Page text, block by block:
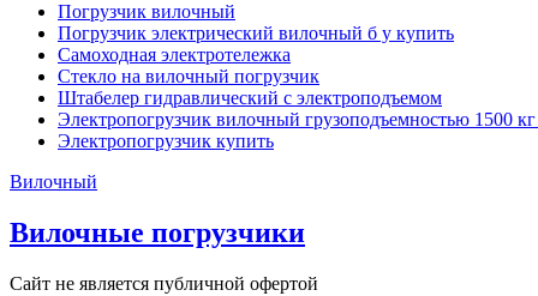
Погрузчик вилочный
Погрузчик электрический вилочный б у купить
Самоходная электротележка
Стекло на вилочный погрузчик
Штабелер гидравлический с электроподъемом
Электропогрузчик вилочный грузоподъемностью 1500
Электропогрузчик купить
Вилочный
Вилочные погрузчики
Сайт не является публичной офертой